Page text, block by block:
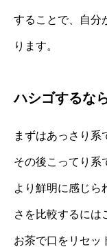
することで、自分
ります。
ハシゴするな
まずはあっさり系
その後こってり系
より鮮明に感じら
さを比較するには
お茶で口をリセッ